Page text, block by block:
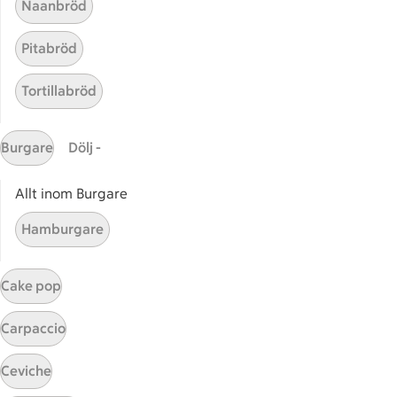
Catering
Apotek Hjärtat
Handla som företag
Gaston
ICAs tjänster
ICA-appen
Fler appar och tjänster
Stammis på ICA
Bli stammis
Stammis Student
Stammis Husdjur
Partnererbjudanden
Naanbröd
Pitabröd
Tortillabröd
Burgare Dölj -
Allt inom Burgare
Hamburgare
Cake pop
Carpaccio
Ceviche